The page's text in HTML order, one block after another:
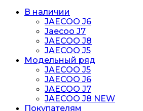
В наличии
JAECOO J6
Jaecoo J7
JAECOO J8
JAECOO J5
Модельный ряд
JAECOO J5
JAECOO J6
JAECOO J7
JAECOO J8 NEW
Покупателям